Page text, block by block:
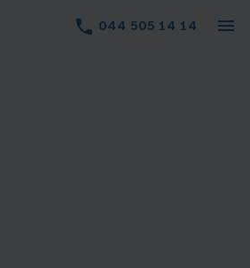
phone 044 505 14 14 menu